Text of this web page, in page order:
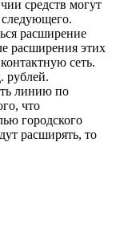
средств могут
следующего.
расширение
расширения этих
сеть.
рублей.
линию по
что
городского
расширять, то